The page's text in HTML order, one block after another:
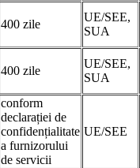
400 zile
UE/SEE,
SUA
400 zile
UE/SEE,
SUA
conform
declarației de
confidențialitate
a furnizorului
de servicii
UE/SEE